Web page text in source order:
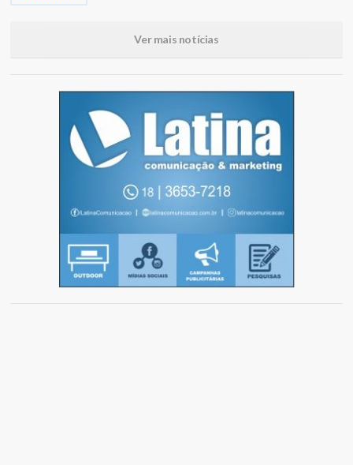
Ver mais notícias